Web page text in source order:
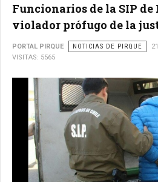
Funcionarios de la SIP
violador prófugo de la
PORTAL PIRQUE NOTICIAS DE PIRQUE
VISITAS: 5565